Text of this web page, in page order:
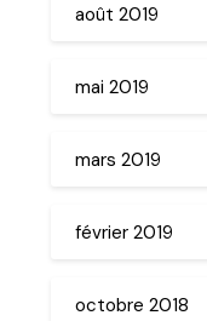
août 2019
mai 2019
mars 2019
février 2019
octobre 2018